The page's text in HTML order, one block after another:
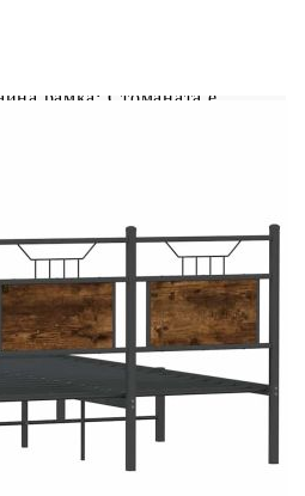
рамка: Стоманата е
седите в леглото, за да
като
пространство за
удобство основата на
пространство отдолу,
за
за оптимална
за легло е оборудвана с
и дишане на матрака.
това легло не е включен
разнообразна селекция
проверите нашия